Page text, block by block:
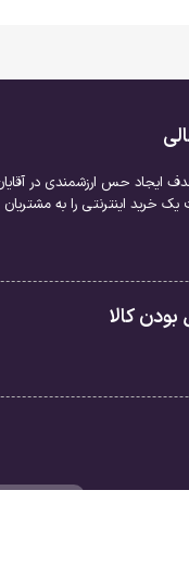
ایجاد حس ارزشمندی در
خرید اینترنتی را به
کالا